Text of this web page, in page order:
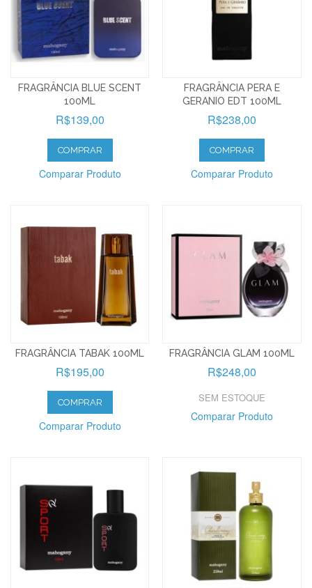
FRAGRÂNCIA BLUE SCENT
100ML
R$139,00
COMPRAR
Comparar Produto
FRAGRÂNCIA PERA E
GERANIO EDT 100ML
R$238,00
COMPRAR
Comparar Produto
FRAGRÂNCIA TABAK 100ML
R$195,00
COMPRAR
Comparar Produto
FRAGRÂNCIA GLAM 100ML
R$248,00
SEM ESTOQUE
Comparar Produto